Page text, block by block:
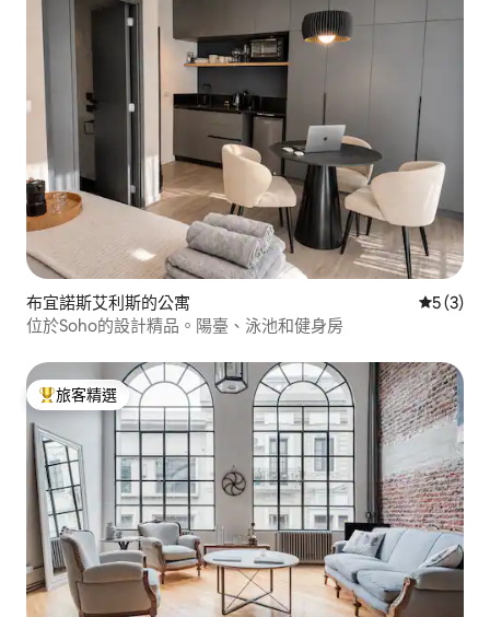
布宜諾斯艾利斯的公寓 從 3 則評
5 (3)
位於Soho的設計精品。陽臺、泳池和健身房
旅客精選榜首
旅客精選